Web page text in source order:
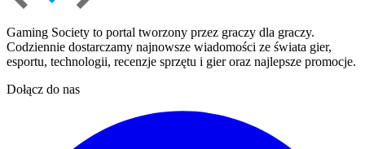
Gaming Society to portal tworzony przez graczy dla graczy.
Codziennie dostarczamy najnowsze wiadomości ze świata gier,
esportu, technologii, recenzje sprzętu i gier oraz najlepsze promocje.
Dołącz do nas